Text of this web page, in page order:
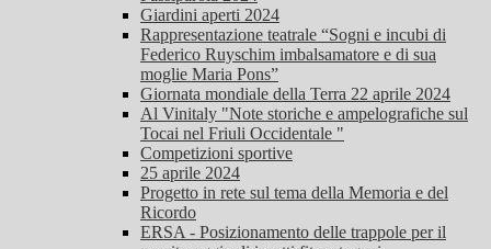
Giardini aperti 2024
Rappresentazione teatrale “Sogni e incubi di
Federico Ruyschim imbalsamatore e di sua
moglie Maria Pons”
Giornata mondiale della Terra 22 aprile 2024
Al Vinitaly "Note storiche e ampelografiche sul
Tocai nel Friuli Occidentale "
Competizioni sportive
25 aprile 2024
Progetto in rete sul tema della Memoria e del
Ricordo
ERSA - Posizionamento delle trappole per il